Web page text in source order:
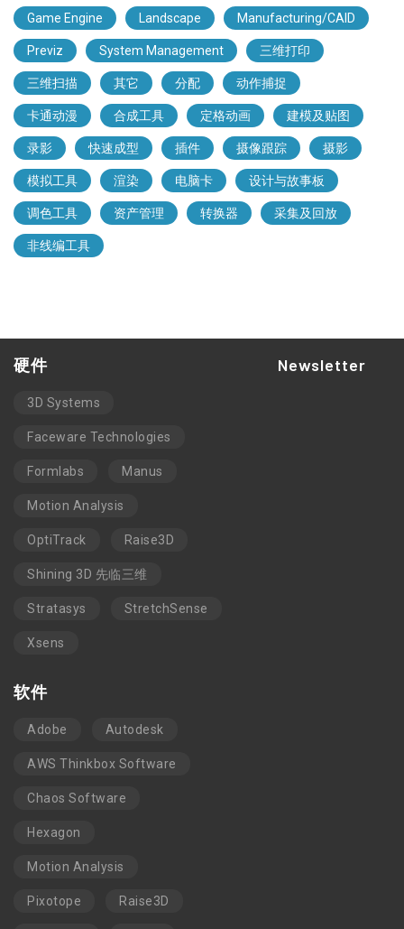
Game Engine Landscape Manufacturing/CAID
Previz System Management 三维打印
三维扫描 其它 分配 动作捕捉
卡通动漫 合成工具 定格动画 建模及贴图
录影 快速成型 插件 摄像跟踪 摄影
模拟工具 渲染 电脑卡 设计与故事板
调色工具 资产管理 转换器 采集及回放
非线编工具
硬件
3D Systems
Faceware Technologies
Formlabs Manus
Motion Analysis
OptiTrack Raise3D
Shining 3D 先临三维
Stratasys StretchSense
Xsens
软件
Adobe Autodesk
AWS Thinkbox Software
Chaos Software
Hexagon
Motion Analysis
Pixotope Raise3D
Newsletter